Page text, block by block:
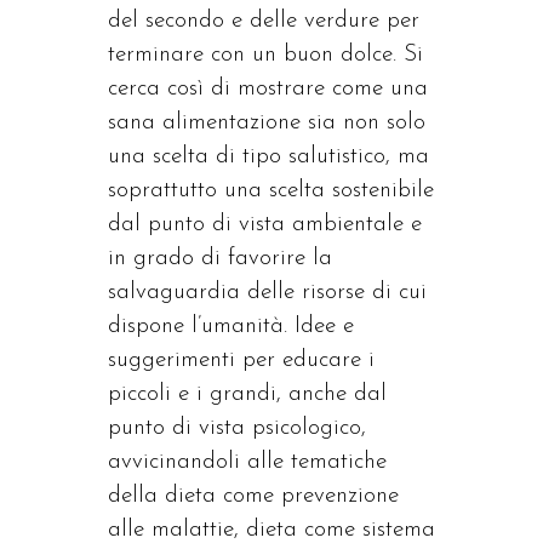
del secondo e delle verdure per
terminare con un buon dolce. Si
cerca così di mostrare come una
sana alimentazione sia non solo
una scelta di tipo salutistico, ma
soprattutto una scelta sostenibile
dal punto di vista ambientale e
in grado di favorire la
salvaguardia delle risorse di cui
dispone l’umanità. Idee e
suggerimenti per educare i
piccoli e i grandi, anche dal
punto di vista psicologico,
avvicinandoli alle tematiche
della dieta come prevenzione
alle malattie, dieta come sistema